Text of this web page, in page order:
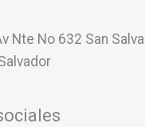
Nte No 632 San